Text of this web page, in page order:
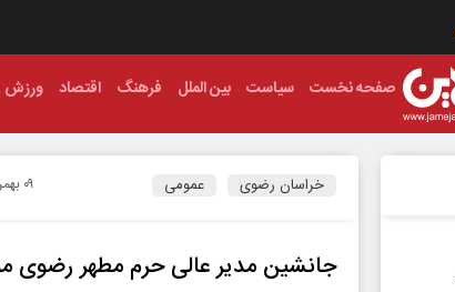
صفحه نخست سیاست بین الملل فرهنگ اقتصاد ورزش
خراسان رضوی عمومی ۰۹ بهمن ۱۴۰۳ - ۲۳:۰۲
جانشین مدیر عالى حرم مطهر